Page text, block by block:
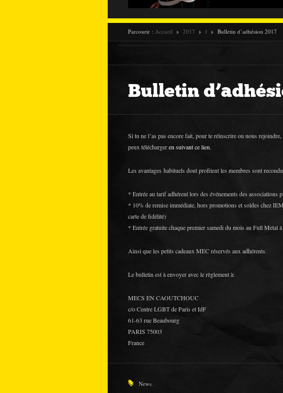
Parcourir : Accueil 2017 f Bulletin d’adhésion 2017
Bulletin
Si tu ne l’as pas encore fait, pour te réinscrire ou nous
peux téléchargeren suivant ce lien.
Les avantages habituels dont profitent les membres sont
* Entrée au tarif adhérent lors des événements des
* 10% de remise immédiate, hors promotions et soldes chez
carte de fidélité)
* Entrée gratuite chaque premier samedi du mois au Full Metal
Ainsi que les petits cadeaux MEC réservés aux adhérents.
Le bulletin est à envoyer avec le règlement à:
MECS EN CAOUTCHOUC
c/o Centre LGBT de Paris et IdF
61-63 rue Beaubourg
PARIS 75003
France
News,